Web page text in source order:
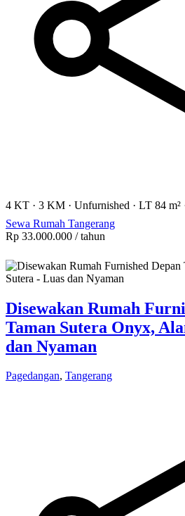
4 KT · 3 KM · Unfurnished · LT 84 m²
Sewa Rumah Tangerang
Rp 33.000.000 / tahun
Disewakan Rumah
Taman Sutera Onyx,
dan Nyaman
Pagedangan, Tangerang